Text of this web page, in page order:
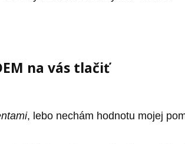
na vás tlačiť
, lebo nechám hodnotu mojej